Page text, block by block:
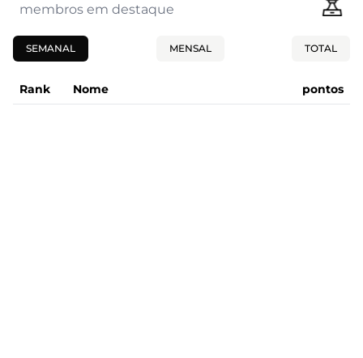
membros em destaque
SEMANAL MENSAL TOTAL
Rank Nome pontos